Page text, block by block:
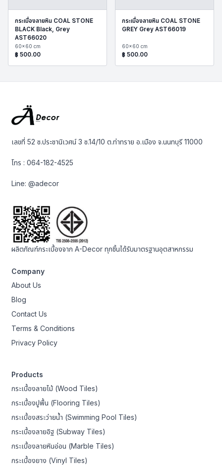
กระเบื้องลายหิน COAL STONE
BLACK Black, Grey
AST66020
60x60 cm
฿ 500.00
กระเบื้องลายหิน COAL STONE
GREY Grey AST66019
60x60 cm
฿ 500.00
เลขที่ 52 ซ.ประชานิเวศน์ 3 ซ.14/10 ต.ท่าทราย อ.เมือง จ.นนทบุรี 11000
โทร :064-182-4525
Line:@adecor
ผลิตภัณฑ์กระเบื้องจาก A-Decor ทุกชิ้นได้รับมาตรฐานอุตสาหกรรม
Company
About Us
Blog
Contact Us
Terms & Conditions
Privacy Policy
Products
กระเบื้องลายไม้ (Wood Tiles)
กระเบื้องปูพื้น (Flooring Tiles)
กระเบื้องสระว่ายน้ำ (Swimming Pool Tiles)
กระเบื้องลายอิฐ (Subway Tiles)
กระเบื้องลายหินอ่อน (Marble Tiles)
กระเบื้องยาง (Vinyl Tiles)